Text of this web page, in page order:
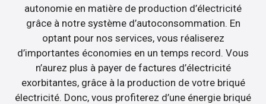
autonomie en matière de production d’électricité
grâce à notre système d’autoconsommation. En
optant pour nos services, vous réaliserez
d’importantes économies en un temps record. Vous
n’aurez plus à payer de factures d’électricité
exorbitantes, grâce à la production de votre briqué
électricité. Donc, vous profiterez d’une énergie briqué